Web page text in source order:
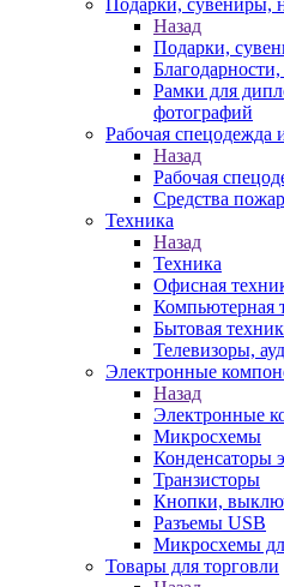
Подарки, сувениры,
Назад
Подарки,
Рамки для
фотографий
Рабочая спецодежда
Назад
Рабочая
Средства
Техника
Назад
Техника
Офисная
Компьютерная
Бытовая
Телевизоры,
Электронные
Назад
Электронные
Микросхемы
Конденсаторы
Транзисторы
Кнопки,
Разъемы USB
Микросхемы
Товары для торговли